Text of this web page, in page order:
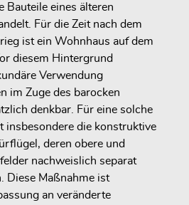
Bauteile eines älteren
Für die Zeit nach dem
ist ein Wohnhaus auf dem
diesem Hintergrund
Verwendung
im Zuge des barocken
denkbar. Für eine solche
insbesondere die konstruktive
deren obere und
nachweislich separat
Diese Maßnahme ist
an veränderte